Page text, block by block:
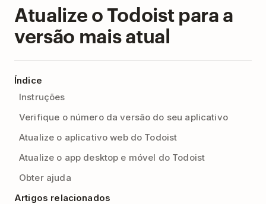
Atualize o Todoist para a
versão mais atual
Índice
Instruções
Verifique o número da versão do seu aplicativo
Atualize o aplicativo web do Todoist
Atualize o app desktop e móvel do Todoist
Obter ajuda
Artigos relacionados